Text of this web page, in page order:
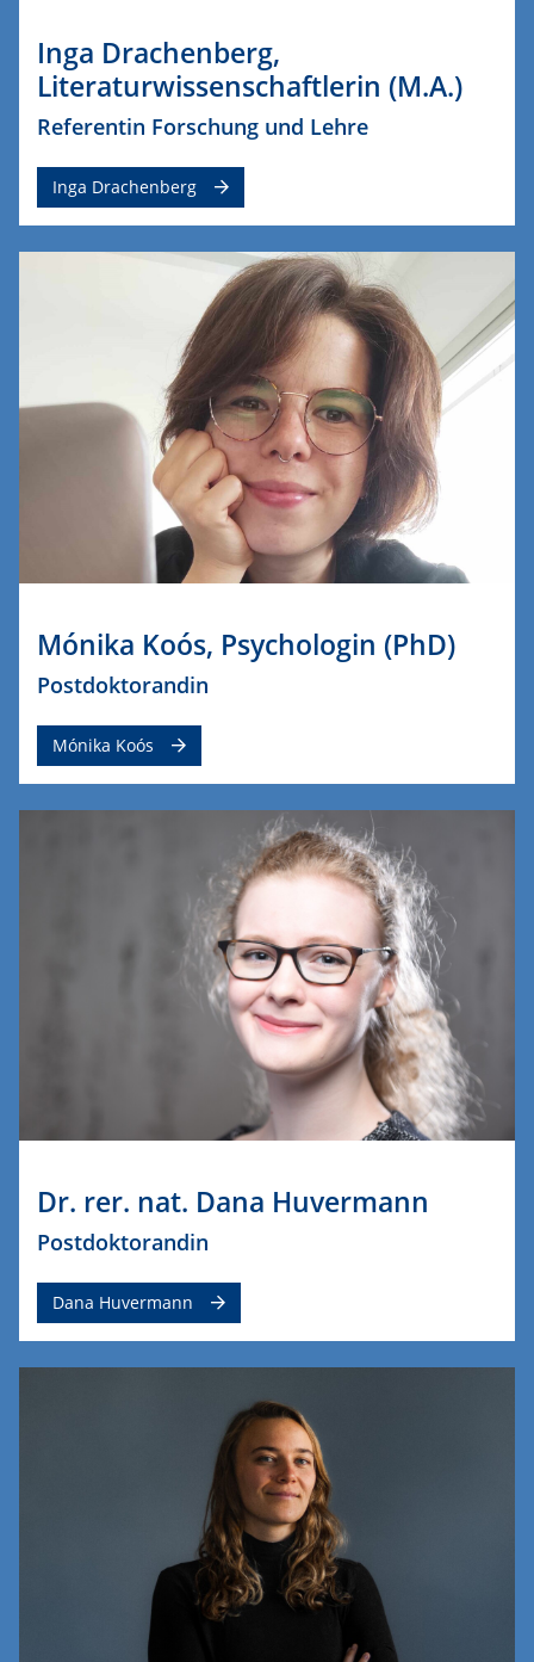
Inga Drachenberg,
Literaturwissenschaftlerin (M.A.)
Referentin Forschung und Lehre
Inga Drachenberg
Mónika Koós, Psychologin (PhD)
Postdoktorandin
Mónika Koós
Dr. rer. nat. Dana Huvermann
Postdoktorandin
Dana Huvermann